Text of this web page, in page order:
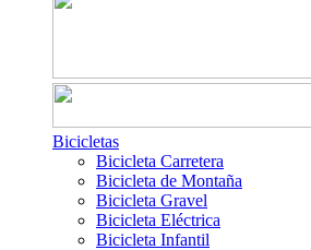
Bicicletas
Bicicleta Carretera
Bicicleta de Montaña
Bicicleta Gravel
Bicicleta Eléctrica
Bicicleta Infantil